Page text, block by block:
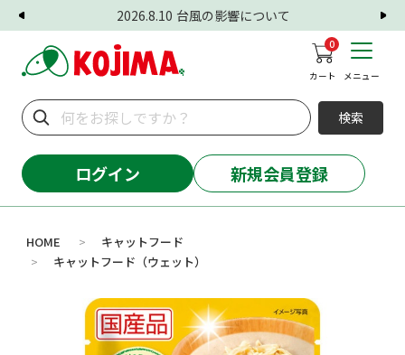
2026.8.10 台風の影響について
0
カート メニュー
検索
ログイン 新規会員登録
HOME > キャットフード
> キャットフード（ウェット）